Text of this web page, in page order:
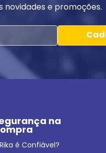
e promoções.
na
é Confiável?